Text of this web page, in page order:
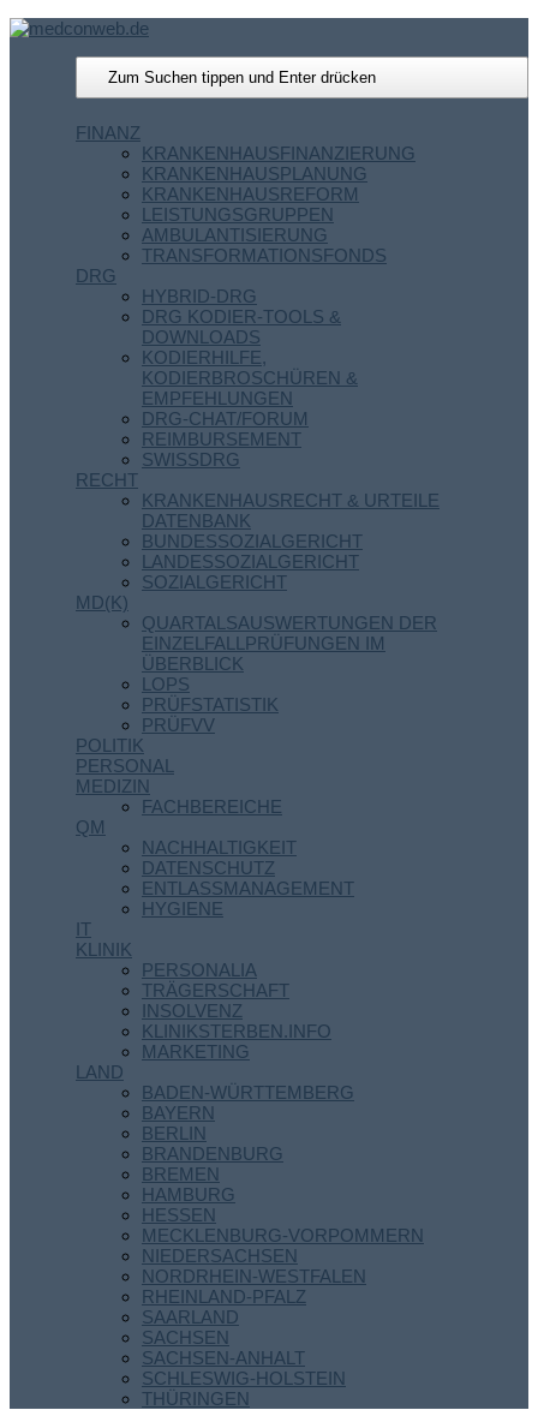
FINANZ
KRANKENHAUSFINANZIERUNG
KRANKENHAUSPLANUNG
KRANKENHAUSREFORM
LEISTUNGSGRUPPEN
AMBULANTISIERUNG
TRANSFORMATIONSFONDS
DRG
HYBRID-DRG
DRG KODIER-TOOLS &
DOWNLOADS
KODIERHILFE,
KODIERBROSCHÜREN &
EMPFEHLUNGEN
DRG-CHAT/FORUM
REIMBURSEMENT
SWISSDRG
RECHT
KRANKENHAUSRECHT & URTEILE
DATENBANK
BUNDESSOZIALGERICHT
LANDESSOZIALGERICHT
SOZIALGERICHT
MD(K)
QUARTALSAUSWERTUNGEN DER
EINZELFALLPRÜFUNGEN IM
ÜBERBLICK
LOPS
PRÜFSTATISTIK
PRÜFVV
POLITIK
PERSONAL
MEDIZIN
FACHBEREICHE
QM
NACHHALTIGKEIT
DATENSCHUTZ
ENTLASSMANAGEMENT
HYGIENE
IT
KLINIK
PERSONALIA
TRÄGERSCHAFT
INSOLVENZ
KLINIKSTERBEN.INFO
MARKETING
LAND
BADEN-WÜRTTEMBERG
BAYERN
BERLIN
BRANDENBURG
BREMEN
HAMBURG
HESSEN
MECKLENBURG-VORPOMMERN
NIEDERSACHSEN
NORDRHEIN-WESTFALEN
RHEINLAND-PFALZ
SAARLAND
SACHSEN
SACHSEN-ANHALT
SCHLESWIG-HOLSTEIN
THÜRINGEN